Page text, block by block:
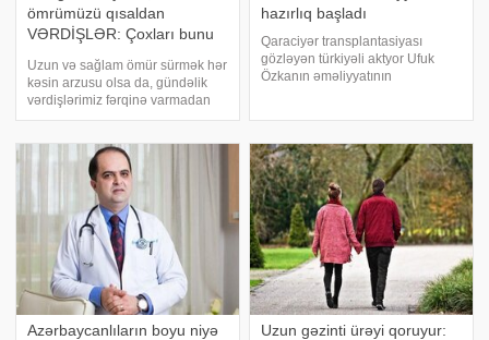
ömrümüzü qısaldan
VƏRDİŞLƏR: Çoxları bunu
Uzun və sağlam ömür sürmək hər
kəsin arzusu olsa da, gündəlik
vərdişlərimiz fərqinə varmadan
bu yolda ciddi maneələr yaradır.
dəyişən həyat tərzi və oturaq
rutinlər erkən ölüm riskini artıran
hazırlıq başladı
Qaraciyər transplantasiyası
gözləyən türkiyəli aktyor Ufuk
Özkanın əməliyyatının
məlumat verib. "Ən uyğun donor
namizəd
Azərbaycanlıların boyu niyə
Uzun gəzinti ürəyi qoruyur: